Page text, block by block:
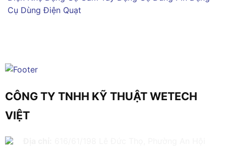
Cụ Dùng Điện Quạt
CÔNG TY TNHH KỸ THUẬT WETECH
VIỆT